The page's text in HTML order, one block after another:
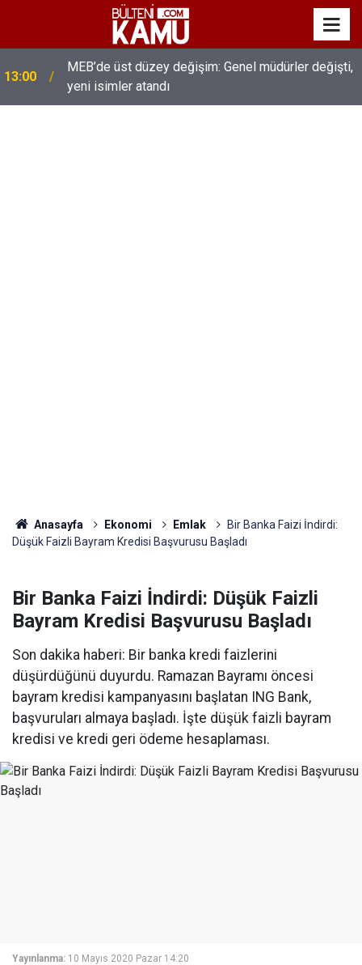
13:00
MEB’de üst düzey değişim: Genel müdürler değişti,
yeni isimler atandı
Anasayfa Ekonomi Emlak
Bir Banka Faizi İndirdi:
Düşük Faizli Bayram Kredisi Başvurusu Başladı
Bir Banka Faizi İndirdi: Düşük Faizli
Bayram Kredisi Başvurusu Başladı
Son dakika haberi: Bir banka kredi faizlerini
düşürdüğünü duyurdu. Ramazan Bayramı öncesi
bayram kredisi kampanyasını başlatan ING Bank,
başvuruları almaya başladı. İşte düşük faizli bayram
kredisi ve kredi geri ödeme hesaplaması.
Yayınlanma: 10 Mayıs 2020 Pazar 14:20